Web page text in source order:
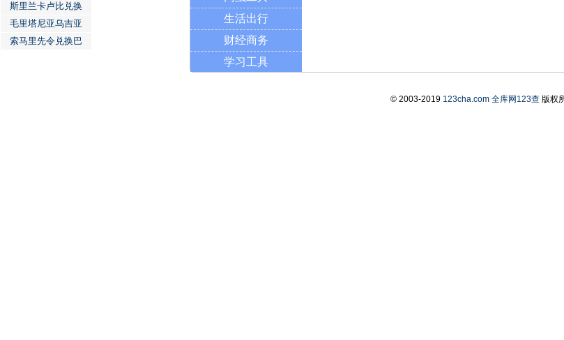
斯里兰卡卢比兑换
毛里塔尼亚乌吉亚
索马里先令兑换巴
生活出行
财经商务
学习工具
© 2003-2019 123cha.com 全库网123查版权